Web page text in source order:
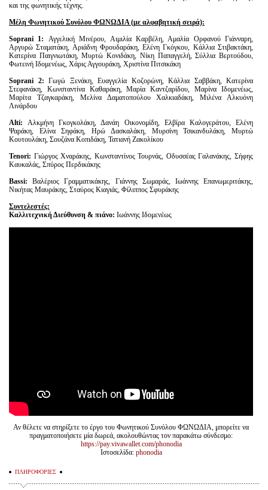
και της φωνητικής τέχνης.
Μέλη Φωνητικού Συνόλου ΦΩΝΩΔΙΑ (με αλφαβητική σειρά):
Soprani 1: Αγγελική Μινέρου, Αιμιλία Καρβέλη, Αμαλία Ορφανού Γιάνναρη,
Αργυρώ Σταματάκη, Αριάδνη Φρουδαράκη, Ελένη Γκόγκου, Κάλλια Στιβακτάκη,
Κατερίνα Παιγνιωτάκη, Μυρτώ Κονιδάκη, Νίκη Παπαγγελή, Σύλλια Βερτούδου,
Φωτεινή Ιδομενέως, Χάρις Αγγουράκη, Χριστίνα Πιτσικάκη
Soprani 2: Γωγώ Ξενάκη, Ευαγγελία Κοζορώνη, Κάλλια Σαββάκη, Κατερίνα
Στεφανάκη, Κωνσταντίνα Καθαράκη, Μαρία Καντζαρίδου, Μαρίνα Ιδομενέως,
Μαρίτα Τζαγκαράκη, Μελίνα Δαματοπούλου Χαλκιαδάκη, Μιλένα Αλκυόνη
Λινάρδου
Alti: Αλκμήνη Γκογκολάκη, Δανάη Οικονομίδη, Ελβίρα Καλογεράτου, Ελένη
Ψαράκη, Ελίνα Σηφάκη, Ηρώ Δασκαλάκη, Μυρσίνη Τσικανδυλάκη, Μυρτώ
Κουτουλάκη, Σουζάνα Κοπιδάκη, Τατιανή Ζακολίκου
Tenori: Γιώργος Χναράκης, Κωνσταντίνος Τουρνάς, Οδυσσέας Γαλανάκης, Σήφης
Καυκαλάς, Σπύρος Περδικάκης
Bassi:Βαλέριος Γραμματικάκης, Γιάννης Σωμαράς, Ιωάννης Επανωμεριτάκης,
Νικήτας Μαυράκης, Σταύρος Κιαγιάς, Φίλιππος Σφυράκης
Συντελεστές:
Καλλιτεχνική Διεύθυνση & πιάνο: Ιωάννης Ιδομενέως
Αν θέλετε να στηρίξετε το έργο του Φωνητικού Συνόλου ΦΩΝΩΔΙΑ, μπορείτε να
πραγματοποιήσετε μία δωρεά, ακολουθώντας τον παρακάτω σύνδεσμο:
https://pay.vivawallet.com/phonodia
Ιστοσελίδα: phonodia
ΠΛΗΡΟΦΟΡΙΕΣ